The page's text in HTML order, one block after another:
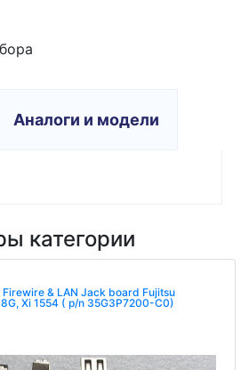
Аналоги и модели
категории
Firewire & LAN Jack board Fujitsu
Xi 1554 ( p/n 35G3P7200-C0)